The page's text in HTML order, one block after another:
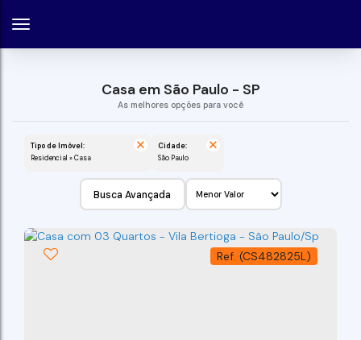
Casa em São Paulo - SP
Tipo de Imóvel:
Residencial » Casa
Cidade:
São Paulo
Busca Avançada
(CS482825L)